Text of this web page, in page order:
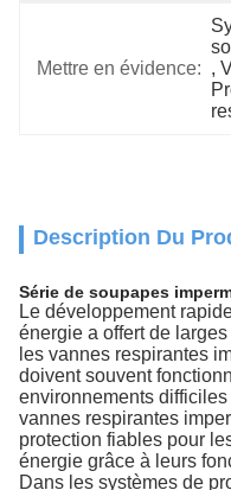
Mettre en évidence: ,
Description Du
Série de soupapes
Le développement
énergie a offert de
les vannes respirantes
doivent souvent
environnements
vannes respirantes
protection fiables pour
énergie grâce à leurs
Dans les systèmes de